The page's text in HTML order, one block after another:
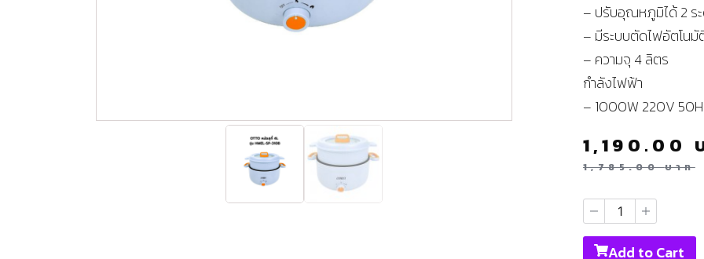
– ปรับอุณหภูมิได้ 2 ระ
– มีระบบตัดไฟอัตโนมั
– ความจุ 4 ลิตร
กำลังไฟฟ้า
– 1000W 220V
1,785.00บาท
1,190.00
Add to Cart